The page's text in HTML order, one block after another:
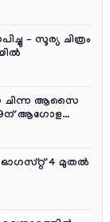
– സൂര്യ ചിത്രം
ചിന്ന ആസൈ
19ന് ആഗോള
– ഓഗസ്റ്റ് 4 മുതൽ